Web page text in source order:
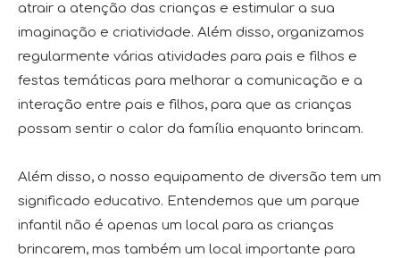
atrair a atenção das crianças e estimular a sua
imaginação e criatividade. Além disso, organizamos
regularmente várias atividades para pais e filhos e
festas temáticas para melhorar a comunicação e a
interação entre pais e filhos, para que as crianças
possam sentir o calor da família enquanto brincam.
Além disso, o nosso equipamento de diversão tem um
significado educativo. Entendemos que um parque
infantil não é apenas um local para as crianças
brincarem, mas também um local importante para